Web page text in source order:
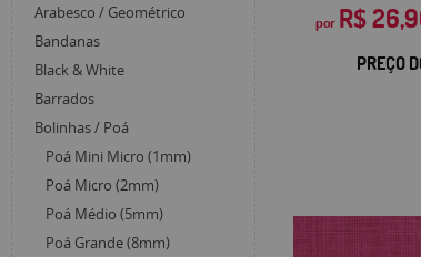
Arabesco / Geométrico
Bandanas
Black & White
Barrados
Bolinhas / Poá
Poá Mini Micro (1mm)
Poá Micro (2mm)
Poá Médio (5mm)
Poá Grande (8mm)
por R$
PREÇO